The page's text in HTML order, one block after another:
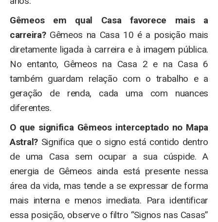
Gêmeos em qual Casa favorece mais a
carreira?Gêmeos na Casa 10 é a posição mais
diretamente ligada à carreira e à imagem pública.
No entanto, Gêmeos na Casa 2 e na Casa 6
também guardam relação com o trabalho e a
geração de renda, cada uma com nuances
diferentes.
O que significa Gêmeos interceptado no Mapa
Astral?Significa que o signo está contido dentro
de uma Casa sem ocupar a sua cúspide. A
energia de Gêmeos ainda está presente nessa
área da vida, mas tende a se expressar de forma
mais interna e menos imediata. Para identificar
essa posição, observe o filtro “Signos nas Casas”